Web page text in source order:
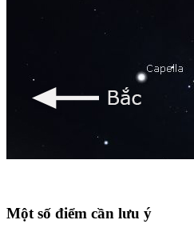
Một số điểm cần lưu ý